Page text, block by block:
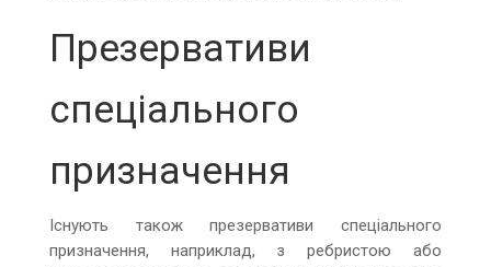
Презервативи
спеціального
призначення
Існують також презервативи спеціального
призначення, наприклад, з ребристою або